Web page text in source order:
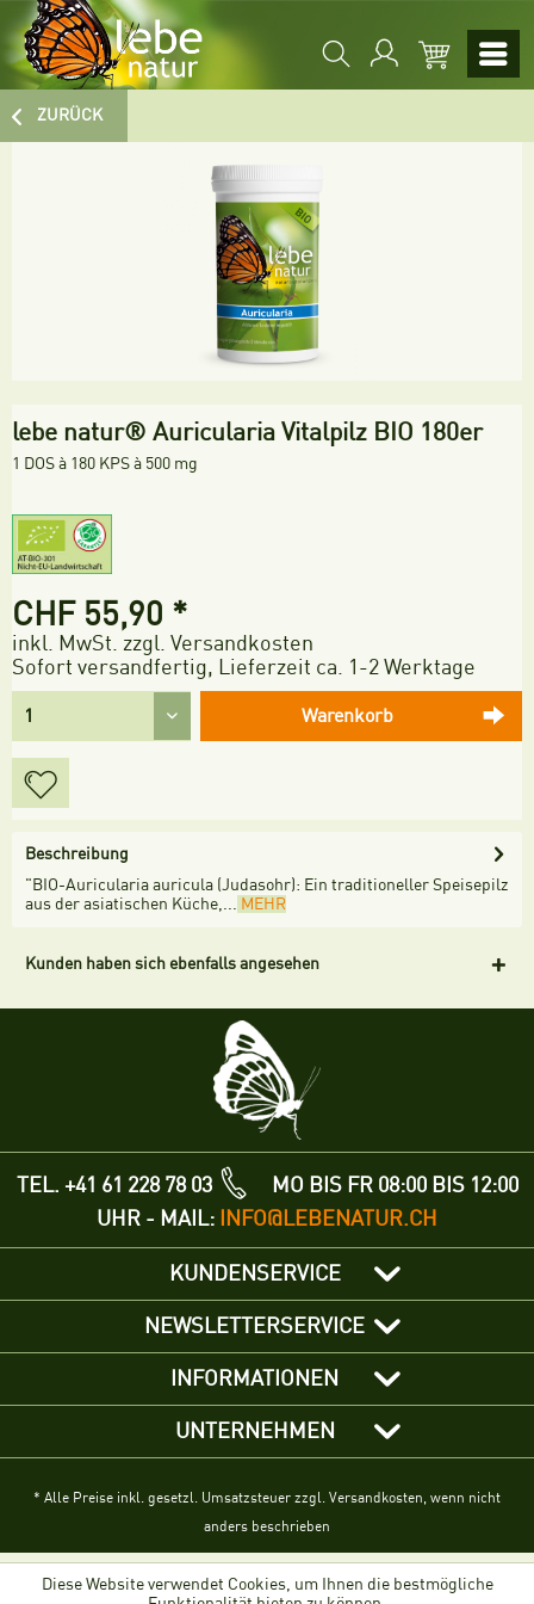
ZURÜCK
lebe natur® Auricularia Vitalpilz BIO 180er
1 DOS à 180 KPS à 500 mg
CHF 55,90 *
inkl. MwSt. zzgl. Versandkosten
Sofort versandfertig, Lieferzeit ca. 1-2 Werktage
Warenkorb
Beschreibung
"BIO-Auricularia auricula (Judasohr): Ein traditioneller Speisepilz
aus der asiatischen Küche,... MEHR
Kunden haben sich ebenfalls angesehen
TEL. +41 61 228 78 03
MO BIS FR 08:00 BIS 12:00
UHR - MAIL: INFO@LEBENATUR.CH
KUNDENSERVICE
NEWSLETTERSERVICE
INFORMATIONEN
UNTERNEHMEN
* Alle Preise inkl. gesetzl. Umsatzsteuer zzgl. Versandkosten, wenn nicht
anders beschrieben
Diese Website verwendet Cookies, um Ihnen die bestmögliche